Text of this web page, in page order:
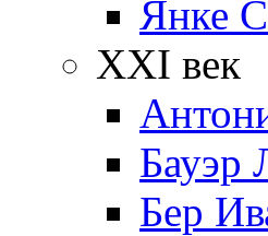
Янке
XXI век
Бауэр
Бер